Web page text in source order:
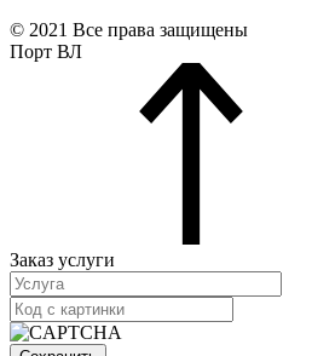
© 2021 Все права защищены
Порт ВЛ
Заказ услуги